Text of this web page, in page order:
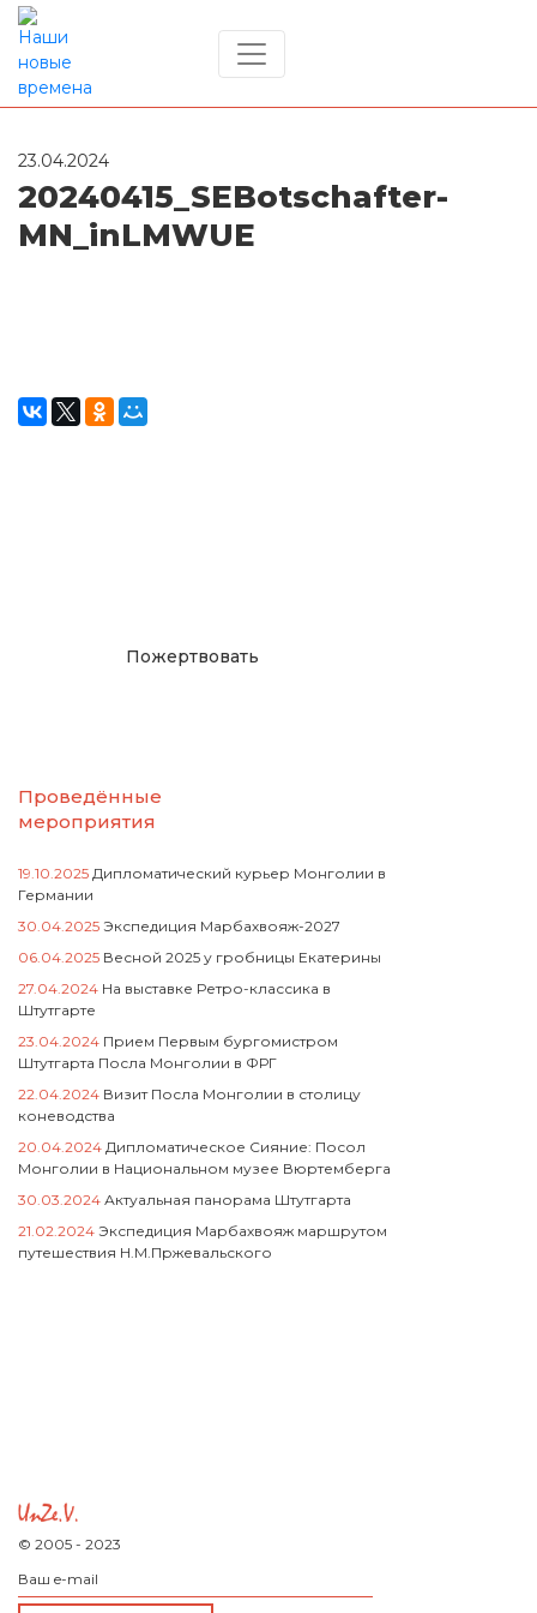
Главная /
23.04.2024
20240415_SEBotschafter-
MN_inLMWUE
Пожертвовать
Проведённые
мероприятия
19.10.2025 Дипломатический курьер Монголии в
Германии
30.04.2025 Экспедиция Марбахвояж-2027
06.04.2025 Весной 2025 у гробницы Екатерины
27.04.2024 На выставке Ретро-классика в
Штутгарте
23.04.2024 Прием Первым бургомистром
Штутгарта Посла Монголии в ФРГ
22.04.2024 Визит Посла Монголии в столицу
коневодства
20.04.2024 Дипломатическое Сияние: Посол
Монголии в Национальном музее Вюртемберга
30.03.2024 Актуальная панорама Штутгарта
21.02.2024 Экспедиция Марбахвояж маршрутом
путешествия Н.М.Пржевальского
© 2005 - 2023